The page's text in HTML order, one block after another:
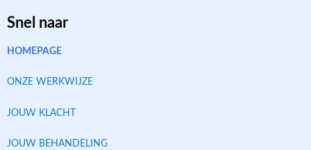
Snel naar
HOMEPAGE
ONZE WERKWIJZE
JOUW KLACHT
JOUW BEHANDELING